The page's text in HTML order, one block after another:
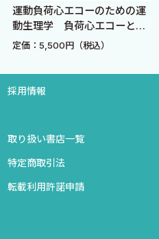
栄養管理のポイント
（石原綾乃）
（中村祐太）
木田圭亮）
全患者の排便コントロール（梅
介入 （新保麻衣 石田純一）
運動負荷心エコーのための運
動生理学 負荷心エコーと
CPXのコラボによる診断・治
定価：5,500円（税込）
採用情報
取り扱い書店一覧
特定商取引法
転載利用許諾申請